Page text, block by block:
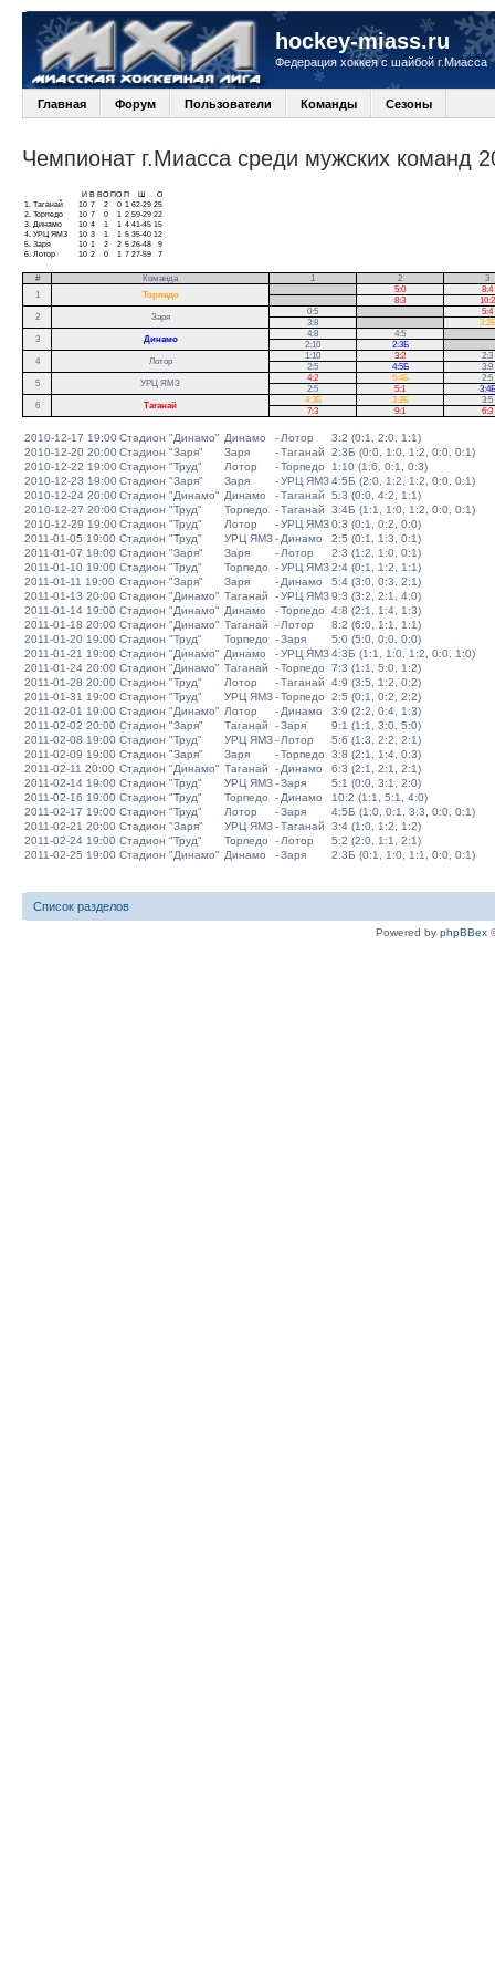
hockey-miass.ru
Федерация хоккея с шайбой г.Миасса
Главная Форум Пользователи Команды Сезоны
Чемпионат г.Миасса среди мужских команд
И В ВО ПО П
О
1.
Таганай 10 7 2 0 1 62-29 25
2. Торпедо 10 7 0 1 2 59-29 22
3.
Динамо 10 4 1 1 4 41-45 15
4. УРЦ ЯМЗ 10 3 1 1 5 35-40 12
5. Заря 10 1 2 2 5 26-48
9
6. Лотор 10 2 0 1 7 27-59 7
# Команда 1 2
3
1
Торпедо
5:0
8:4
8:3
10:2
2
Заря
0:5
5:4
3:8
3:2Б
3
Динамо
4:8 4:5
2:10
2:3Б
4
Лотор
1:10 3:2
2:3
2:5
4:5Б
3:9
5
УРЦ ЯМЗ
4:2 5:4Б
2:5
2:5
5:1
3:4Б
6
Таганай
4:3Б 3:2Б
3:5
7:3
9:1 6:3
2010-12-17 19:00Стадион "Динамо" Динамо - Лотор
3:2 (0:1, 2:0, 1:1)
2010-12-20 20:00Стадион "Заря" Заря -Таганай
2:3Б (0:0, 1:0, 1:2, 0:0, 0:1)
2010-12-22 19:00Стадион "Труд" Лотор -Торпедо
1:10 (1:6, 0:1, 0:3)
2010-12-23 19:00Стадион "Заря" Заря -УРЦ ЯМЗ4:5Б (2:0, 1:2, 1:2, 0:0, 0:1)
2010-12-24 20:00Стадион "Динамо" Динамо -Таганай
5:3 (0:0, 4:2, 1:1)
2010-12-27 20:00Стадион "Труд" Торпедо -Таганай
3:4Б (1:1, 1:0, 1:2, 0:0, 0:1)
2010-12-29 19:00Стадион "Труд" Лотор -УРЦ ЯМЗ0:3 (0:1, 0:2, 0:0)
2011-01-05 19:00 Стадион "Труд" УРЦ ЯМЗ- Динамо
2:5 (0:1, 1:3, 0:1)
2011-01-07 19:00 Стадион "Заря" Заря - Лотор
2:3 (1:2, 1:0, 0:1)
2011-01-10 19:00 Стадион "Труд" Торпедо -УРЦ ЯМЗ2:4 (0:1, 1:2, 1:1)
2011-01-11 19:00 Стадион "Заря" Заря - Динамо
5:4 (3:0, 0:3, 2:1)
2011-01-13 20:00 Стадион "Динамо" Таганай -УРЦ ЯМЗ9:3 (3:2, 2:1, 4:0)
2011-01-14 19:00 Стадион "Динамо" Динамо -Торпедо
4:8 (2:1, 1:4, 1:3)
2011-01-18 20:00 Стадион "Динамо" Таганай - Лотор
8:2 (6:0, 1:1, 1:1)
2011-01-20 19:00 Стадион "Труд" Торпедо -Заря
5:0 (5:0, 0:0, 0:0)
2011-01-21 19:00 Стадион "Динамо" Динамо -УРЦ ЯМЗ4:3Б (1:1, 1:0, 1:2, 0:0, 1:0)
2011-01-24 20:00 Стадион "Динамо" Таганай -Торпедо
7:3 (1:1, 5:0, 1:2)
2011-01-28 20:00 Стадион "Труд" Лотор -Таганай
4:9 (3:5, 1:2, 0:2)
2011-01-31 19:00 Стадион "Труд" УРЦ ЯМЗ-Торпедо
2:5 (0:1, 0:2, 2:2)
2011-02-01 19:00 Стадион "Динамо" Лотор - Динамо
3:9 (2:2, 0:4, 1:3)
2011-02-02 20:00 Стадион "Заря" Таганай -Заря
9:1 (1:1, 3:0, 5:0)
2011-02-08 19:00 Стадион "Труд" УРЦ ЯМЗ- Лотор
5:6 (1:3, 2:2, 2:1)
2011-02-09 19:00 Стадион "Заря" Заря -Торпедо
3:8 (2:1, 1:4, 0:3)
2011-02-11 20:00 Стадион "Динамо" Таганай - Динамо
6:3 (2:1, 2:1, 2:1)
2011-02-14 19:00 Стадион "Труд" УРЦ ЯМЗ-Заря
5:1 (0:0, 3:1, 2:0)
2011-02-16 19:00 Стадион "Труд" Торпедо - Динамо
10:2 (1:1, 5:1, 4:0)
2011-02-17 19:00 Стадион "Труд" Лотор -Заря
4:5Б (1:0, 0:1, 3:3, 0:0, 0:1)
2011-02-21 20:00 Стадион "Заря" УРЦ ЯМЗ-Таганай
3:4 (1:0, 1:2, 1:2)
2011-02-24 19:00 Стадион "Труд" Торпедо - Лотор
5:2 (2:0, 1:1, 2:1)
2011-02-25 19:00 Стадион "Динамо" Динамо -Заря 2:3Б (0:1, 1:0, 1:1, 0:0, 0:1)
Список разделов
Powered by phpBBex